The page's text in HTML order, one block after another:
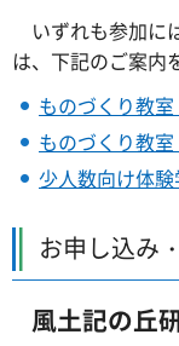
いずれも参加に
は、下記のご案内
ものづくり教
ものづくり教
少人数向け体
お申し込み
風土記の丘